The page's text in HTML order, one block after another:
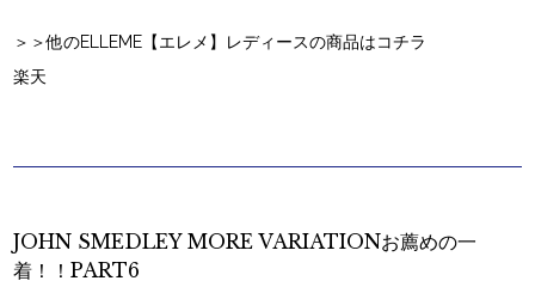
＞＞他のELLEME【エレメ】レディースの商品はコチラ
楽天
JOHN SMEDLEY MORE VARIATIONお薦めの一
着！！PART6